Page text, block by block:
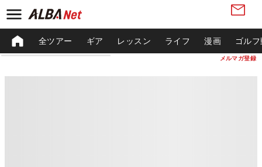
メルマガ登録
全ツアー ギア レッスン ライフ 漫画 ゴル